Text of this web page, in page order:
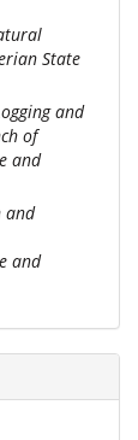
State
and
of
and
and
and